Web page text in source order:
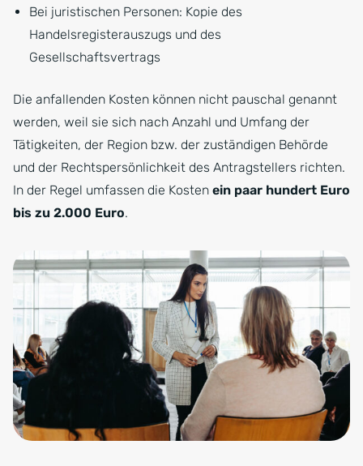
Bei juristischen Personen: Kopie des
Handelsregisterauszugs und des
Gesellschaftsvertrags
Die anfallenden Kosten können nicht pauschal genannt
werden, weil sie sich nach Anzahl und Umfang der
Tätigkeiten, der Region bzw. der zuständigen Behörde
und der Rechtspersönlichkeit des Antragstellers richten.
In der Regel umfassen die Kosten ein paar hundert Euro
bis zu 2.000 Euro.